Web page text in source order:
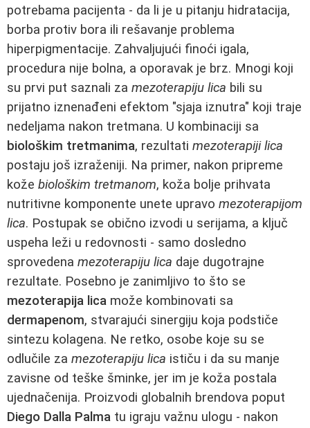
potrebama pacijenta - da li je u pitanju hidratacija,
borba protiv bora ili rešavanje problema
hiperpigmentacije. Zahvaljujući finoći igala,
procedura nije bolna, a oporavak je brz. Mnogi koji
su prvi put saznali za mezoterapiju lica bili su
prijatno iznenađeni efektom "sjaja iznutra" koji traje
nedeljama nakon tretmana. U kombinaciji sa
biološkim tretmanima, rezultati mezoterapiji lica
postaju još izraženiji. Na primer, nakon pripreme
kože biološkim tretmanom, koža bolje prihvata
nutritivne komponente unete upravo mezoterapijom
lica. Postupak se obično izvodi u serijama, a ključ
uspeha leži u redovnosti - samo dosledno
sprovedena mezoterapiju lica daje dugotrajne
rezultate. Posebno je zanimljivo to što se
mezoterapija lica može kombinovati sa
dermapenom, stvarajući sinergiju koja podstiče
sintezu kolagena. Ne retko, osobe koje su se
odlučile za mezoterapiju lica ističu i da su manje
zavisne od teške šminke, jer im je koža postala
ujednačenija. Proizvodi globalnih brendova poput
Diego Dalla Palma tu igraju važnu ulogu - nakon